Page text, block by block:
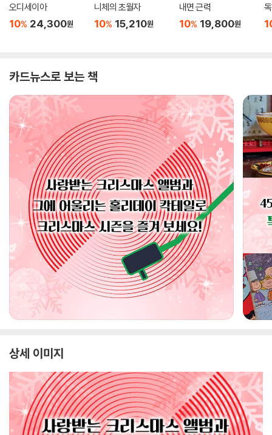
오디세이아
10% 24,300원
니체의 초월자
10% 15,210원
내면 근력
10% 19,800원
카드뉴스로 보는 책
상세 이미지